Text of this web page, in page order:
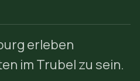
erleben
im Trubel zu sein.